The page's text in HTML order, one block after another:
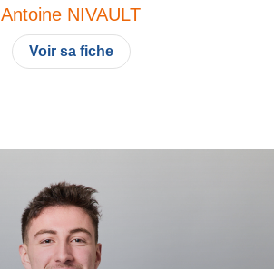
Antoine NIVAULT
Voir sa fiche